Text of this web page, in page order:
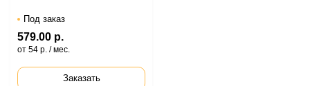
Под заказ
579.00 р.
от 54 р. / мес.
Заказать